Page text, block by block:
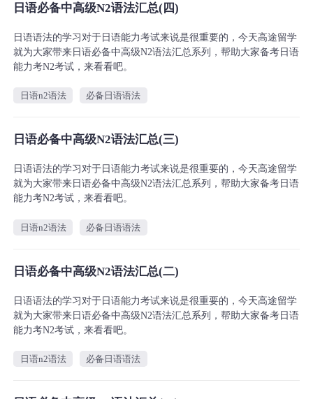
日语必备中高级N2语法汇总(四)
日语语法的学习对于日语能力考试来说是很重要的，今天高途留学
就为大家带来日语必备中高级N2语法汇总系列，帮助大家备考日语
能力考N2考试，来看看吧。
日语n2语法 必备日语语法
日语必备中高级N2语法汇总(三)
日语语法的学习对于日语能力考试来说是很重要的，今天高途留学
就为大家带来日语必备中高级N2语法汇总系列，帮助大家备考日语
能力考N2考试，来看看吧。
日语n2语法 必备日语语法
日语必备中高级N2语法汇总(二)
日语语法的学习对于日语能力考试来说是很重要的，今天高途留学
就为大家带来日语必备中高级N2语法汇总系列，帮助大家备考日语
能力考N2考试，来看看吧。
日语n2语法 必备日语语法